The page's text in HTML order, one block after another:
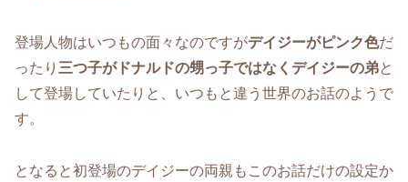
登場人物はいつもの面々なのですがデイジーがピンク色だ
ったり 三つ子がドナルドの甥っ子ではなくデイジーの弟と
して登場していたりと、いつもと違う世界のお話のようで
す。
となると初登場のデイジーの両親もこのお話だけの設定か